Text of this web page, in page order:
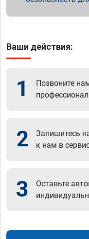
Ваши действия:
1 Позвоните
2
Запишитесь
к нам в
3
Оставьте